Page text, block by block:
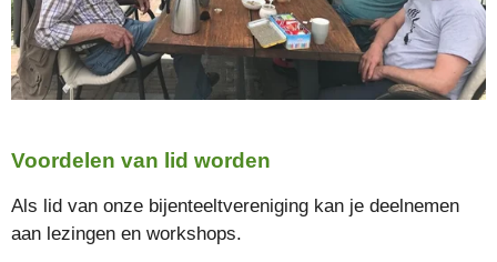
Voordelen van lid worden
Als lid van onze bijenteeltvereniging kan je deelnemen
aan lezingen en workshops.